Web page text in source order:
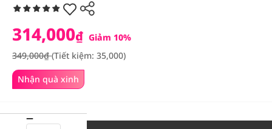
Nhận quà xinh
314,000₫ Giảm 10%
349,000₫(Tiết kiệm: 35,000)